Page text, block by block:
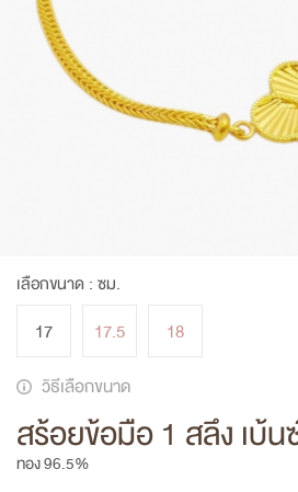
สร้อยข้อมือ 1 สลึง เบ้
ทอง 96.5%
เลือกขนาด : ซม.
17 17.5
18
วิธีเลือกขนาด